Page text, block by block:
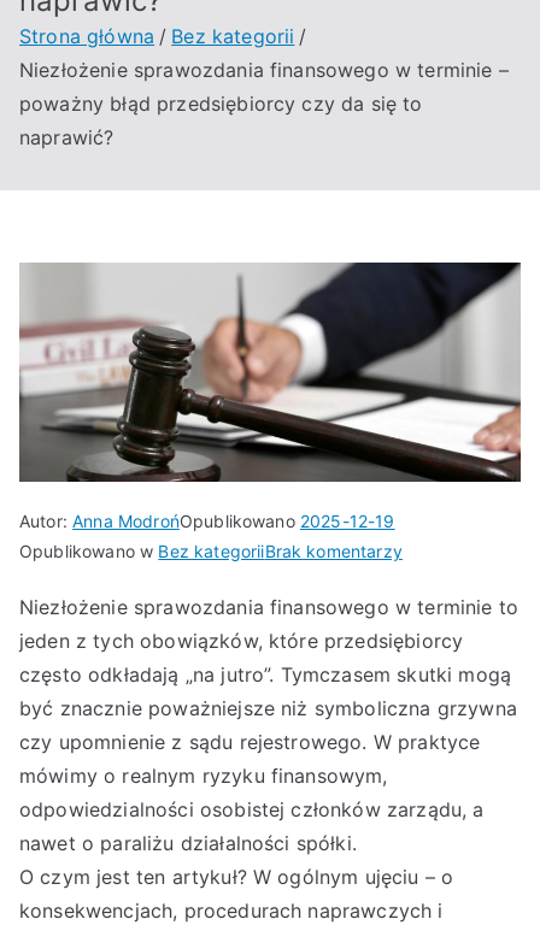
Strona główna
Bez kategorii
Niezłożenie sprawozdania finansowego w terminie –
poważny błąd przedsiębiorcy czy da się to
naprawić?
Autor:Anna ModrońOpublikowano 2025-12-19
Opublikowano w Bez kategoriiBrak komentarzydo
sprawozdania
finansowego
w
terminie
poważny
przedsiębiorcy
da
się
Niezłożenie sprawozdania finansowego w terminie to
jeden z tych obowiązków, które przedsiębiorcy
często odkładają „na jutro”. Tymczasem skutki mogą
być znacznie poważniejsze niż symboliczna grzywna
czy upomnienie z sądu rejestrowego. W praktyce
mówimy o realnym ryzyku finansowym,
odpowiedzialności osobistej członków zarządu, a
nawet o paraliżu działalności spółki.
O czym jest ten artykuł? W ogólnym ujęciu – o
konsekwencjach, procedurach naprawczych i